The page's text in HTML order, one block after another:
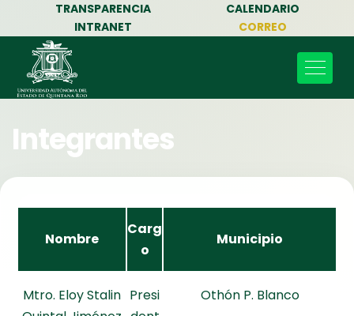
TRANSPARENCIA
CALENDARIO
INTRANET
CORREO
Integrantes
Nombre
Carg
o
Municipio
Mtro. Eloy Stalin Presi
Othón P. Blanco